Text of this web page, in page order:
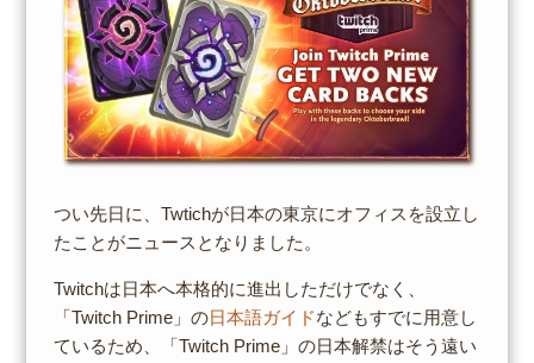
つい先日に、Twtichが日本の東京にオフィスを設立し
たことがニュースとなりました。
Twitchは日本へ本格的に進出しただけでなく、
「Twitch Prime」の日本語ガイドなどもすでに用意し
ているため、「Twitch Prime」の日本解禁はそう遠い